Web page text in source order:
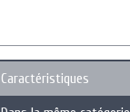
Caractéristiques